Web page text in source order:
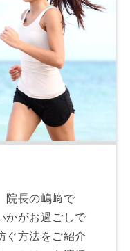
院長の嶋﨑で
かがお過ごしで
ぐ方法をご紹介